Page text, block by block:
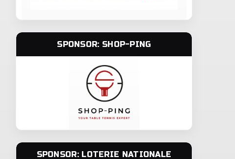
SPONSOR: SHOP-PING
SPONSOR: LOTERIE NATIONALE